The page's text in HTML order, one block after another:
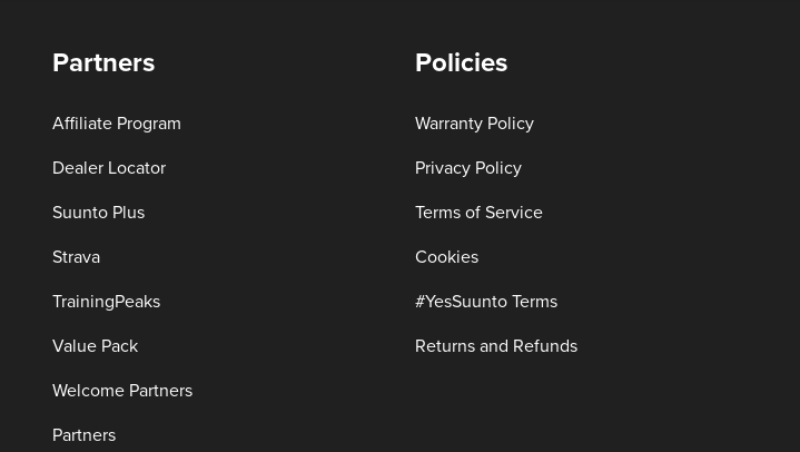
Partners
Affiliate Program
Dealer Locator
Suunto Plus
Strava
TrainingPeaks
Value Pack
Welcome Partners
Partners
Policies
Warranty Policy
Privacy Policy
Terms of Service
Cookies
#YesSuunto Terms
Returns and Refunds